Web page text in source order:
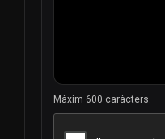
Màxim 600 caràcters.